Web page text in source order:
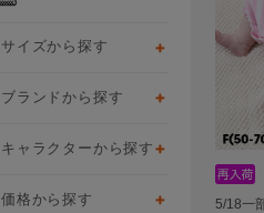
5/18一
サイズから探す
ブランドから探す
キャラクターから探す
価格から探す